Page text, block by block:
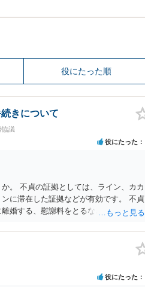
役にたった順
きについて
協議
役にたった
。 不貞の証拠としては、ライン、カカ
に滞在した証拠などが有効です。 不貞
婚する、慰謝料をとるなど）ことがで
役にたった